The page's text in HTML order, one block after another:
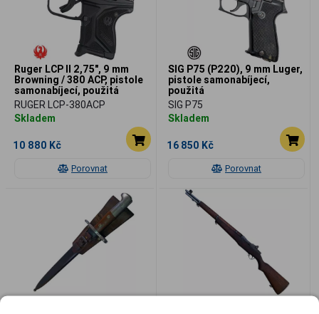
Porovnat
Ruger LCP II 2,75", 9 mm
Browning / 380 ACP, pistole
samonabíjecí, použitá
RUGER LCP-380ACP
Skladem
10 880 Kč
Porovnat
SIG P75 (P220), 9 mm Luger,
pistole samonabíjecí,
použitá
SIG P75
Skladem
16 850 Kč
Bajonet k pušce Schmidt-
Springfield Armory Garand